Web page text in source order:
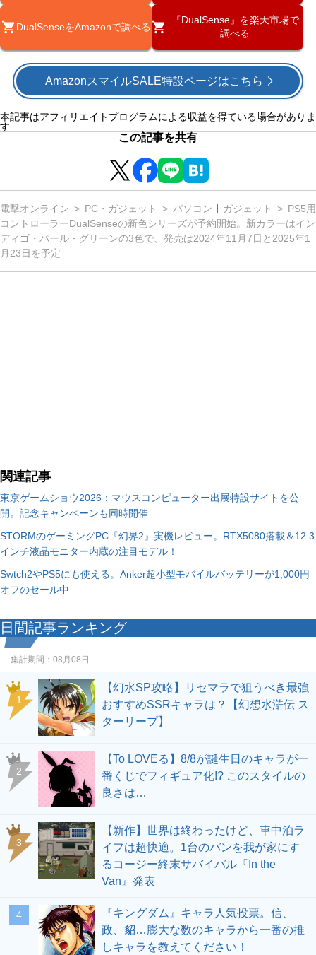
DualSenseをAmazonで調べる
『DualSense』を楽天市場で
調べる
AmazonスマイルSALE特設ページはこちら
本記事はアフィリエイトプログラムによる収益を得ている場合がありま
す
この記事を共有
電撃オンライン PC・ガジェット パソコン ガジェット
PS5用
コントローラーDualSenseの新色シリーズが予約開始。新カラーはイン
ディゴ・パール・グリーンの3色で、発売は2024年11月7日と2025年1
月23日を予定
関連記事
東京ゲームショウ2026：マウスコンピューター出展特設サイトを公
開。記念キャンペーンも同時開催
STORMのゲーミングPC『幻界2』実機レビュー。RTX5080搭載＆12.3
インチ液晶モニター内蔵の注目モデル！
Swtch2やPS5にも使える。Anker超小型モバイルバッテリーが1,000円
オフのセール中
日間記事ランキング
集計期間： 08月08日
1
【幻水SP攻略】リセマラで狙うべき最強
おすすめSSRキャラは？【幻想水滸伝 ス
ターリープ】
2
【To LOVEる】8/8が誕生日のキャラが一
番くじでフィギュア化!? このスタイルの
良さは…
3
【新作】世界は終わったけど、車中泊ラ
イフは超快適。1台のバンを我が家にす
るコージー終末サバイバル『In the
Van』発表
4
『キングダム』キャラ人気投票。信、
政、貂…膨大な数のキャラから一番の推
しキャラを教えてください！